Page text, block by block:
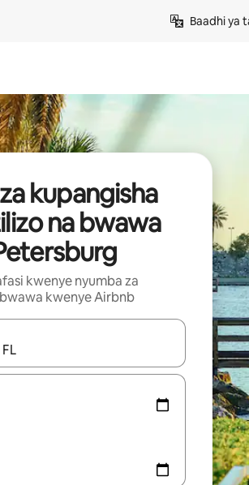
Baadhi ya
kupangisha
na bwawa
kwenye nyumba za
kwenye Airbnb
vinjari kwa kutumia vitufe vya